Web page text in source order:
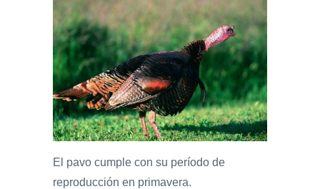
El pavo cumple con su período de
reproducción en primavera.